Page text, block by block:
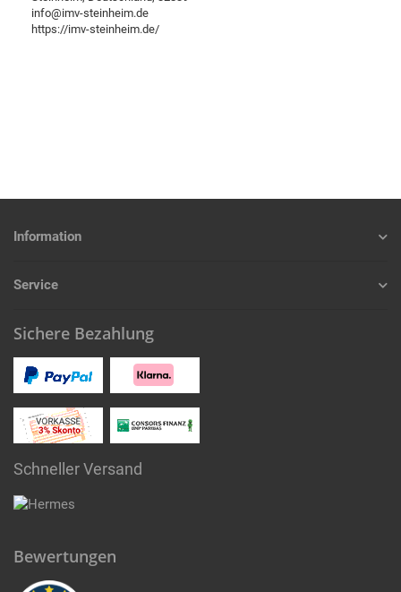
info@imv-steinheim.de
https://imv-steinheim.de/
Information
Service
Sichere Bezahlung
Schneller Versand
Bewertungen